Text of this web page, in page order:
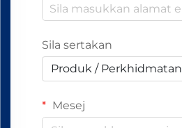
Sila sertakan
Produk / Perkhidmatan
Mesej